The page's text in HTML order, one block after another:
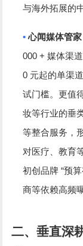
与海外拓展的
•心闻媒体管家
000 +媒体渠
0 元起的单渠
试门槛。更值
妆等行业的垂
等整合服务，
对医疗、教育
初创品牌“预
商等依赖高频
二、垂直深